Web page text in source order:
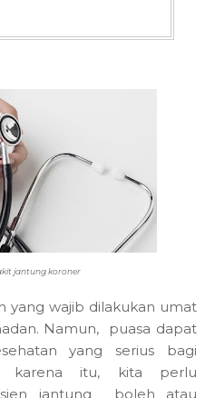
jantung koroner
yang wajib dilakukan umat
Namun,
puasa dapat
yang serius bagi
karena itu, kita perlu
jantung
boleh atau